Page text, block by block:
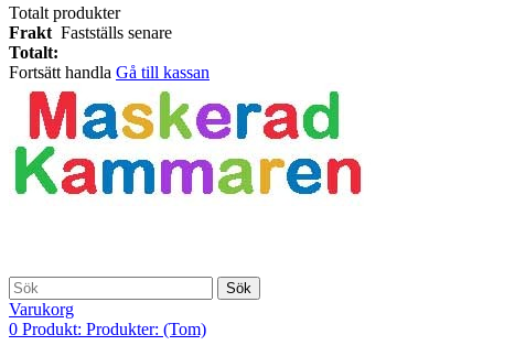
Totalt produkter
Frakt Fastställs senare
Totalt:
Fortsätt handla Gå till kassan
Sök
Varukorg
0 Produkt: Produkter: (Tom)